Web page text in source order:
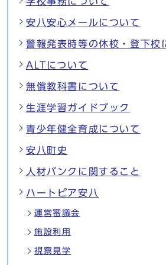
安八安心メールについて
警報発表時等の休校・登下校
ALTについて
無償教科書について
生涯学習ガイドブック
青少年健全育成について
安八町史
人材バンクに関すること
ハートピア安八
運営審議会
施設利用
視察見学